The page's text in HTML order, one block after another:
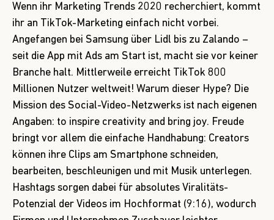
Wenn ihr Marketing Trends 2020 recherchiert, kommt
ihr an TikTok-Marketing einfach nicht vorbei.
Angefangen bei Samsung über Lidl bis zu Zalando –
seit die App mit Ads am Start ist, macht sie vor keiner
Branche halt. Mittlerweile erreicht TikTok 800
Millionen Nutzer weltweit! Warum dieser Hype? Die
Mission des Social-Video-Netzwerks ist nach eigenen
Angaben: to inspire creativity and bring joy. Freude
bringt vor allem die einfache Handhabung: Creators
können ihre Clips am Smartphone schneiden,
bearbeiten, beschleunigen und mit Musik unterlegen.
Hashtags sorgen dabei für absolutes Viralitäts-
Potenzial der Videos im Hochformat (9:16), wodurch